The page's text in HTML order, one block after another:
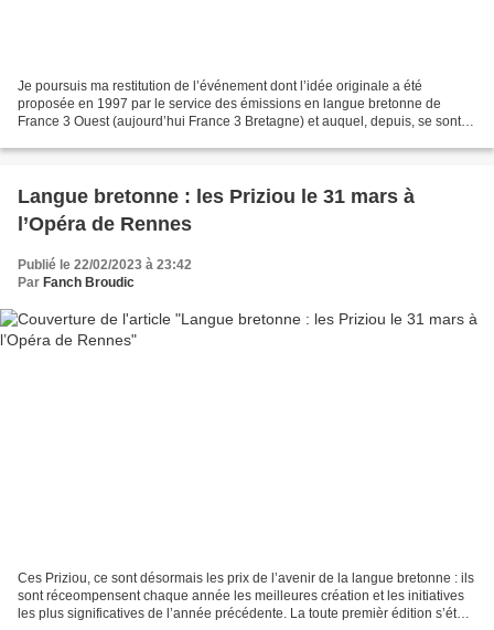
Je poursuis ma restitution de l’événement dont l’idée originale a été
proposée en 1997 par le service des émissions en langue bretonne de
France 3 Ouest (aujourd’hui France 3 Bretagne) et auquel, depuis, se sont
Langue bretonne : les Priziou le 31 mars à
l’Opéra de Rennes
Publié le 22/02/2023 à 23:42
Par Fanch Broudic
Ces Priziou, ce sont désormais les prix de l’avenir de la langue bretonne : ils
sont réceompensent chaque année les meilleures création et les initiatives
les plus significatives de l’année précédente. La toute premièr édition s’était